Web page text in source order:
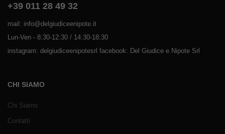
+39 011 28 49 32
mail: info@delgiudiceenipote.it
Lun-Ven - 8:30-12:30 / 14:30-18:30
instagram: delgiudiceenipotesrl facebook: Del Giudice e Nipote Srl
CHI SIAMO
Chi Siamo
Contatti